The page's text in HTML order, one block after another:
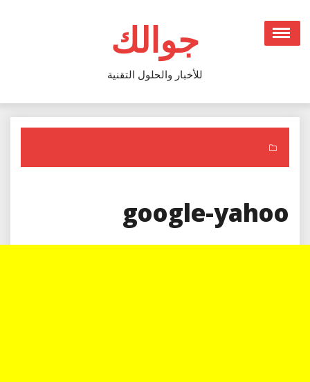
content
جوالك
للأخبار والحلول التقنية
google-yahoo